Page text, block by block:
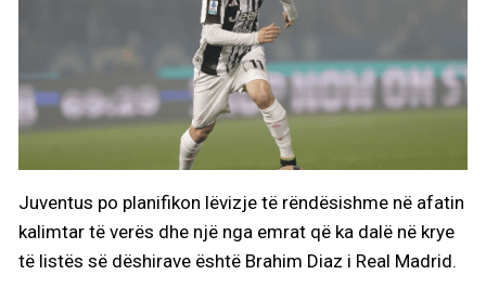
Juventus po planifikon lëvizje të rëndësishme në afatin
kalimtar të verës dhe një nga emrat që ka dalë në krye
të listës së dëshirave është Brahim Diaz i Real Madrid.